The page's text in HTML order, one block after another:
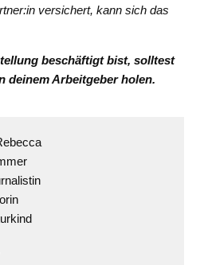
versichert, kann sich das
beschäftigt bist, solltest
deinem Arbeitgeber holen.